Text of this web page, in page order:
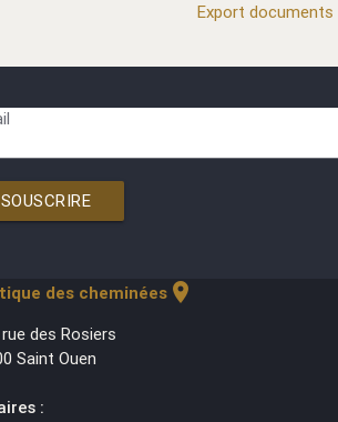
Export documents
SOUSCRIRE
des cheminéeslocation_on
rue des Rosiers
Saint Ouen
: